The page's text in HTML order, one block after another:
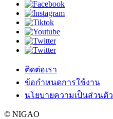
ติดต่อเรา
ข้อกำหนดการใช้งาน
นโยบายความเป็นส่วนตัว
© NIGAO